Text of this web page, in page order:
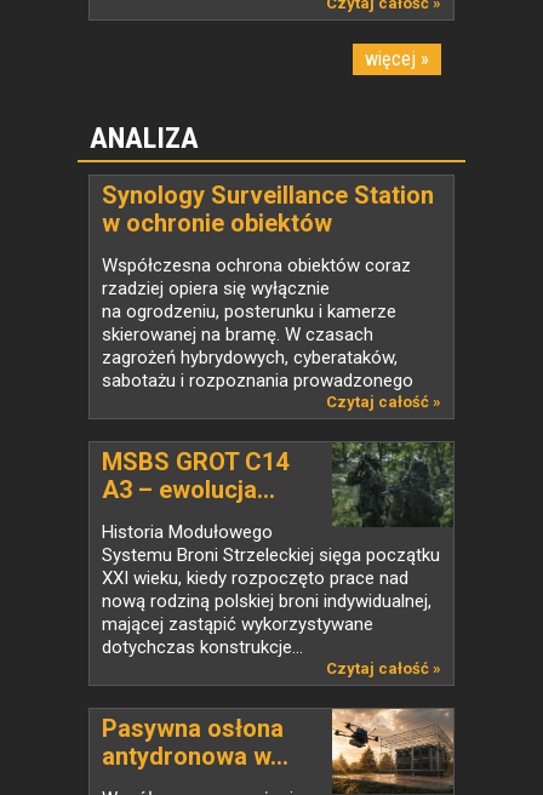
więcej »
ANALIZA
Synology Surveillance Station
w ochronie obiektów
strategicznych
Współczesna ochrona obiektów coraz
rzadziej opiera się wyłącznie
na ogrodzeniu, posterunku i kamerze
skierowanej na bramę. W czasach
zagrożeń hybrydowych, cyberataków,
sabotażu i rozpoznania prowadzonego
Czytaj całość »
MSBS GROT C14
A3 – ewolucja...
Historia Modułowego
Systemu Broni Strzeleckiej sięga początku
XXI wieku, kiedy rozpoczęto prace nad
nową rodziną polskiej broni indywidualnej,
mającej zastąpić wykorzystywane
dotychczas konstrukcje...
Czytaj całość »
Pasywna osłona
antydronowa w...